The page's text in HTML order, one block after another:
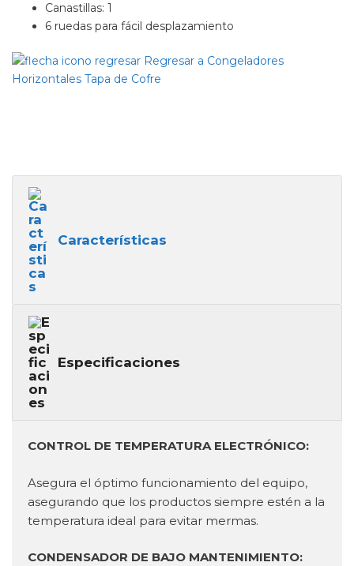
Canastillas: 1
6 ruedas para fácil desplazamiento
Regresar a Congeladores
Horizontales Tapa de Cofre
Características
Especificaciones
CONTROL DE TEMPERATURA ELECTRÓNICO:
Asegura el óptimo funcionamiento del equipo,
asegurando que los productos siempre estén a la
temperatura ideal para evitar mermas.
CONDENSADOR DE BAJO MANTENIMIENTO: